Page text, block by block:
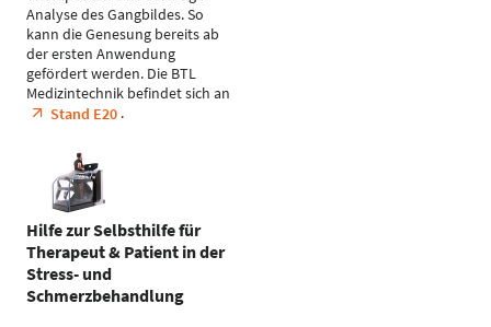
Analyse des Gangbildes. So
kann die Genesung bereits ab
der ersten Anwendung
gefördert werden. Die BTL
Medizintechnik befindet sich an
Stand E20.
Hilfe zur Selbsthilfe für
Therapeut & Patient in der
Stress- und
Schmerzbehandlung